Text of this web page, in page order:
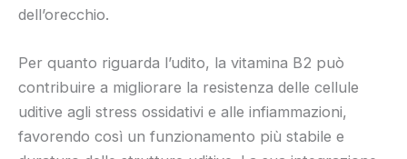
dell’orecchio.
Per quanto riguarda l’udito, la vitamina B2 può
contribuire a migliorare la resistenza delle cellule
uditive agli stress ossidativi e alle infiammazioni,
favorendo così un funzionamento più stabile e